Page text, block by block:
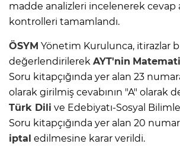
madde analizleri incelenerek cevap
kontrolleri tamamlandı.
ÖSYM Yönetim Kurulunca, itirazlar
değerlendirilerek AYT'nin
Soru kitapçığında yer alan 23
olarak girilmiş cevabının "A" olarak
Türk Dili ve Edebiyatı-Sosyal
Soru kitapçığında yer alan 20
iptal edilmesine karar verildi.